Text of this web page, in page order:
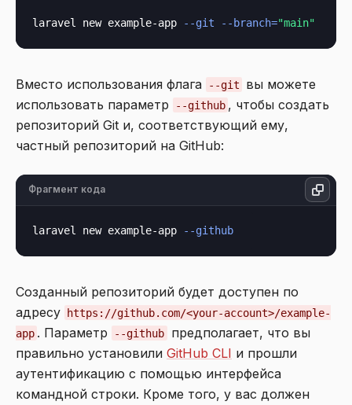
laravel new example-app --git --branch="main"
Вместо использования флага --git
вы можете
использовать параметр
--github , чтобы создать
репозиторий Git и, соответствующий ему,
частный репозиторий на GitHub:
Фрагмент кода
laravel new example-app --github
Созданный репозиторий будет доступен по
адресу
https://github.com/<your-account>/example-
app . Параметр --github
предполагает, что вы
правильно установили GitHub CLI и прошли
аутентификацию с помощью интерфейса
командной строки. Кроме того, у вас должен